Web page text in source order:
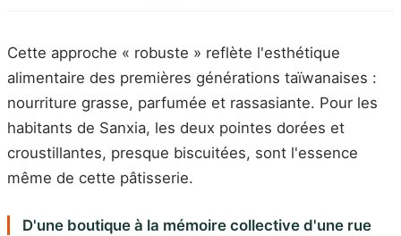
Cette approche « robuste » reflète l'esthétique
alimentaire des premières générations taïwanaises :
nourriture grasse, parfumée et rassasiante. Pour les
habitants de Sanxia, les deux pointes dorées et
croustillantes, presque biscuitées, sont l'essence
même de cette pâtisserie.
D'une boutique à la mémoire collective d'une rue